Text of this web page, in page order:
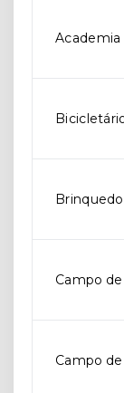
Academia
Campo
Campo